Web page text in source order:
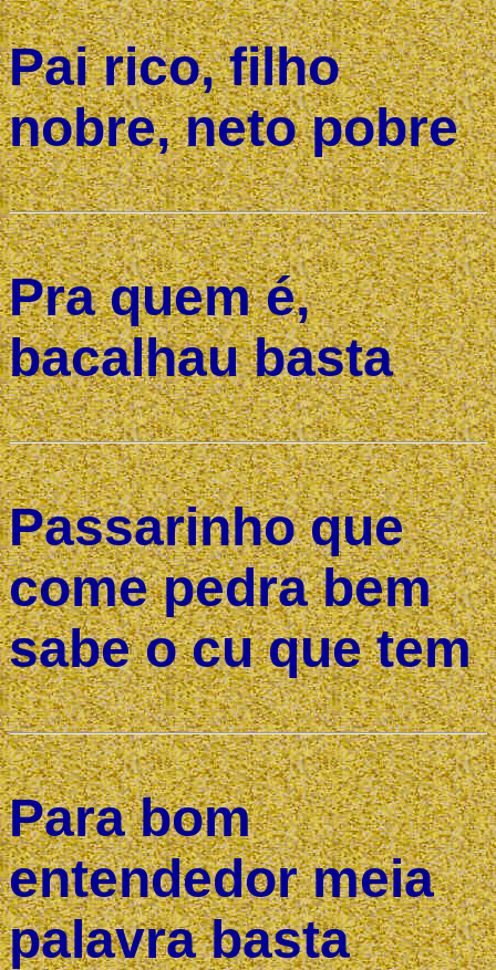
Pai rico, filho
nobre, neto pobre
Pra quem é,
bacalhau basta
Passarinho que
come pedra bem
sabe o cu que tem
Para bom
entendedor meia
palavra basta